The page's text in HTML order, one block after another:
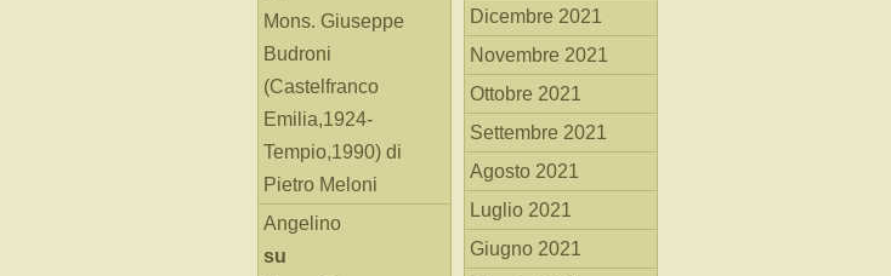
Mons. Giuseppe
Budroni
(Castelfranco
Emilia,1924-
Tempio,1990) di
Pietro Meloni
Angelino
su
Dicembre 2021
Novembre 2021
Ottobre 2021
Settembre 2021
Agosto 2021
Luglio 2021
Giugno 2021